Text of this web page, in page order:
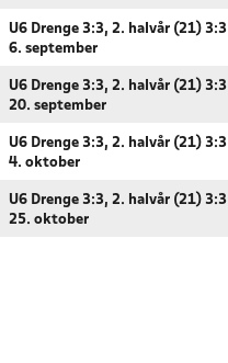
U6 Drenge 3:3, 2. halvår (21) 3:3
6. september
U6 Drenge 3:3, 2. halvår (21) 3:3
20. september
U6 Drenge 3:3, 2. halvår (21) 3:3
4. oktober
U6 Drenge 3:3, 2. halvår (21) 3:3
25. oktober